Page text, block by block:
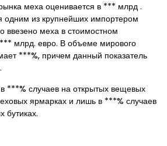
меха оценивается в *** млрд .
одним из крупнейших импортером
ввезено меха в стоимостном
млрд. евро. В объеме мирового
***%, причем данный показатель
***% случаев на открытых вещевых
ярмарках и лишь в ***% случаев
бутиках.